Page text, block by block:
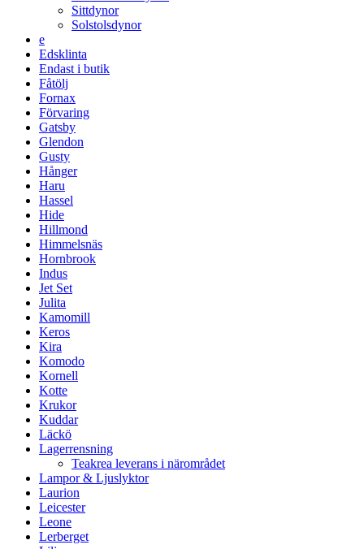
Sittdynor
Solstolsdynor
e
Edsklinta
Endast i butik
Fåtölj
Fornax
Förvaring
Gatsby
Glendon
Gusty
Hånger
Haru
Hassel
Hide
Hillmond
Himmelsnäs
Hornbrook
Indus
Jet Set
Julita
Kamomill
Keros
Kira
Komodo
Kornell
Kotte
Krukor
Kuddar
Läckö
Lagerrensning
Teakrea leverans i närområdet
Lampor & Ljuslyktor
Laurion
Leicester
Leone
Lerberget